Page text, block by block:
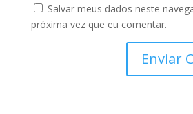
Salvar meus dados neste
próxima vez que eu comentar.